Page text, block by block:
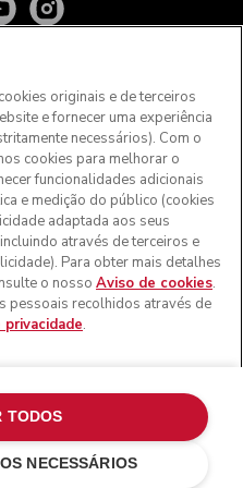
e outros territórios
a nossa equipa de Apoio
encomenda, de forma a
de envio exatos e aplicar a
correta
locais.
Aviso de privacidade
Outros países
originais e de terceiros
e fornecer uma experiência
necessários). Com o
cookies para melhorar o
funcionalidades adicionais
e medição do público (cookies
adaptada aos seus
através de terceiros e
Para obter mais detalhes
o nosso Aviso de cookies.
pessoais recolhidos através de
.
NECESSÁRIOS
TODOS